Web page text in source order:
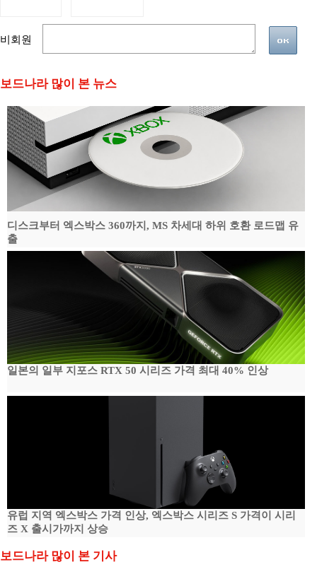
비회원
보드나라 많이 본 뉴스
디스크부터 엑스박스 360까지, MS 차세대 하위 호환 로드맵 유
출
일본의 일부 지포스 RTX 50 시리즈 가격 최대 40% 인상
유럽 지역 엑스박스 가격 인상, 엑스박스 시리즈 S 가격이 시리
즈 X 출시가까지 상승
보드나라 많이 본 기사